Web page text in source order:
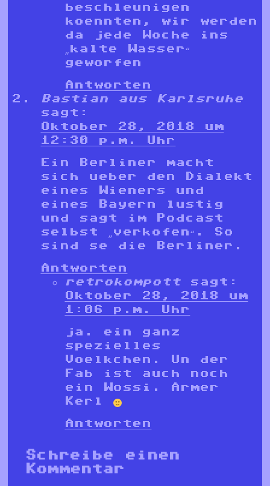
beschleunigen
koennten, wir werden
da jede Woche ins
„kalte Wasser“
geworfen
Antworten
Bastian aus Karlsruhe
sagt:
Oktober 28, 2018 um
12:30 p.m. Uhr
Ein Berliner macht
sich ueber den Dialekt
eines Wieners und
eines Bayern lustig
und sagt im Podcast
selbst „verkofen“. So
sind se die Berliner.
Antworten
retrokompott
sagt:
Oktober 28, 2018 um
1:06 p.m. Uhr
ja. ein ganz
spezielles
Voelkchen. Un der
Fab ist auch noch
ein Wossi. Armer
Kerl
Antworten
Schreibe einen
Kommentar